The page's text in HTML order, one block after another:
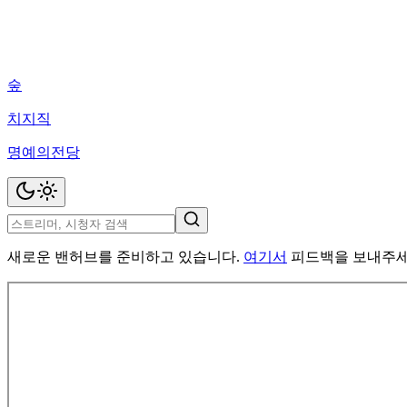
숲
치지직
명예의전당
새로운 밴허브를 준비하고 있습니다. 여기서 피드백을 보내주